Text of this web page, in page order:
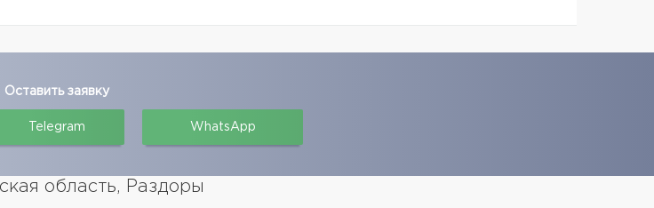
Оставить заявку
Telegram WhatsApp
область, Раздоры